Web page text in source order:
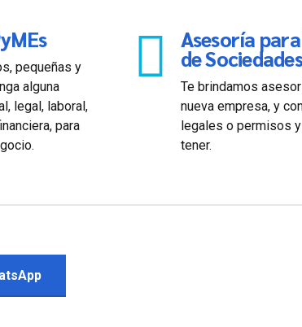
pequeñas y
alguna
legal, laboral,
para
Asesoría
de Sociedades
Te brindamos
nueva empresa, y
legales o permisos
tener.